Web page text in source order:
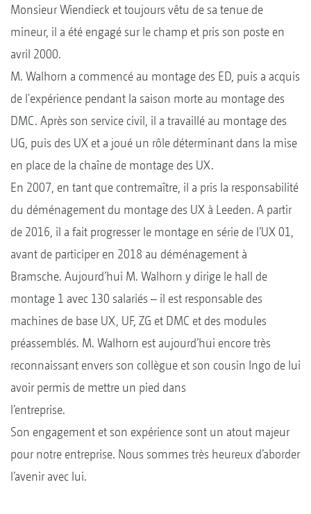
Monsieur Wiendieck et toujours vêtu de sa tenue de
mineur, il a été engagé sur le champ et pris son poste en
avril 2000.
M. Walhorn a commencé au montage des ED, puis a acquis
de l'expérience pendant la saison morte au montage des
DMC. Après son service civil, il a travaillé au montage des
UG, puis des UX et a joué un rôle déterminant dans la mise
en place de la chaîne de montage des UX.
En 2007, en tant que contremaître, il a pris la responsabilité
du déménagement du montage des UX à Leeden. A partir
de 2016, il a fait progresser le montage en série de l’UX 01,
avant de participer en 2018 au déménagement à
Bramsche. Aujourd’hui M. Walhorn y dirige le hall de
montage 1 avec 130 salariés – il est responsable des
machines de base UX, UF, ZG et DMC et des modules
préassemblés. M. Walhorn est aujourd’hui encore très
reconnaissant envers son collègue et son cousin Ingo de lui
avoir permis de mettre un pied dans
l’entreprise.
Son engagement et son expérience sont un atout majeur
pour notre entreprise. Nous sommes très heureux d’aborder
l’avenir avec lui.